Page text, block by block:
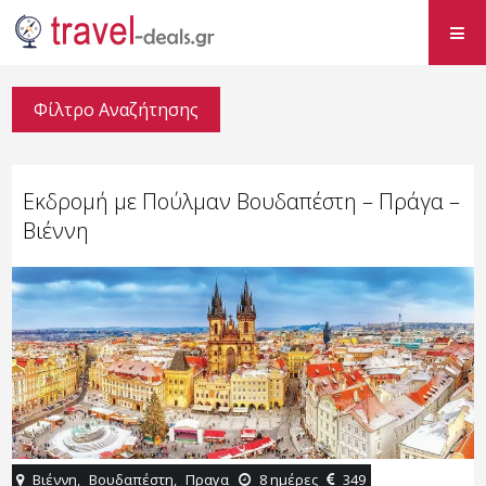
Φίλτρο Αναζήτησης
Εκδρομή με Πούλμαν Βουδαπέστη – Πράγα –
Βιέννη
Βιέννη Βουδαπέστη Πραγα 8 ημέρες
349